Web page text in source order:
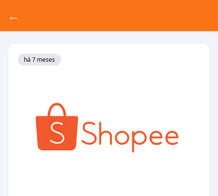
←
há 7 meses